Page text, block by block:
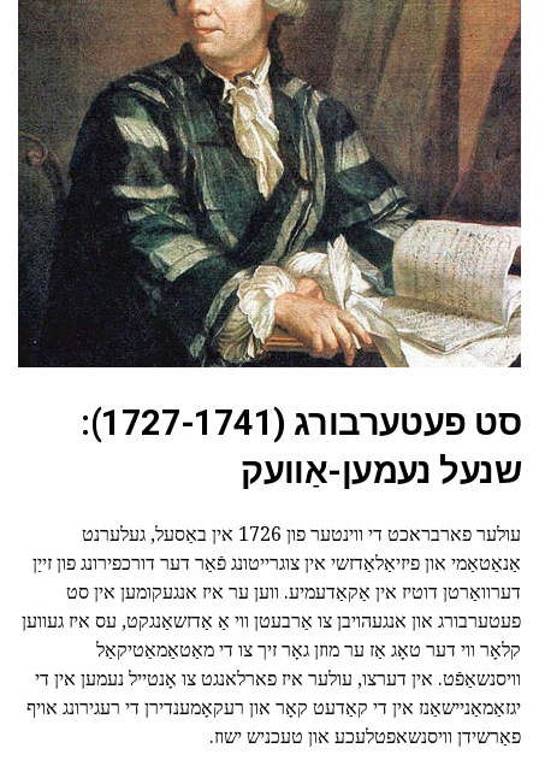
סט פעטערבורג (1727-1741):
שנעל נעמען-אַוועק
עולער פארבראכט די ווינטער פון 1726 אין באַסעל, געלערנט
אַנאַטאַמי און פיזיאַלאַדזשי אין צוגרייטונג פֿאַר דער דורכפירונג פון זייַן
דערוואַרטן דוטיז אין אַקאַדעמיע. ווען ער איז אנגעקומען אין סט
פעטערבורג און אנגעהויבן צו אַרבעטן ווי אַ אַדזשאַנגקט, עס איז געווען
קלאָר ווי דער טאָג אַז ער מוזן גאָר זיך צו די מאַטאַמאַטיקאַל
וויסנשאַפֿט. אין דערצו, עולער איז פארלאנגט צו אָנטייל נעמען אין די
יגזאַמאַניישאַנז אין די קאַדעט קאָר און רעקאָמענדירן די רעגירונג אויף
פאַרשידן וויסנשאפטלעכע און טעכניש ישוז.